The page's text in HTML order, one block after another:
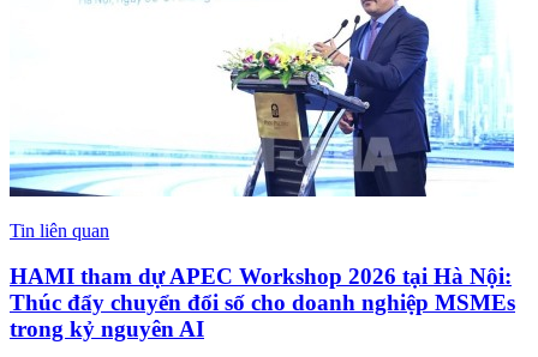
Tin liên quan
HAMI tham dự APEC Workshop 2026 tại Hà Nội:
Thúc đẩy chuyển đổi số cho doanh nghiệp MSMEs
trong kỷ nguyên AI